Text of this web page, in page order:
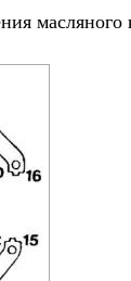
масляного